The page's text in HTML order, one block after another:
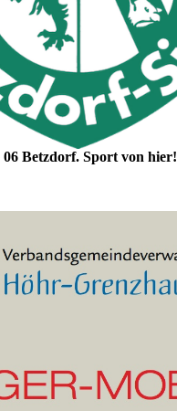
06 Betzdorf. Sport von hier!